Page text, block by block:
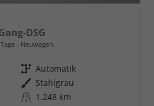
DSG
Neuwagen
Getriebe Automatik
Außenfarbe Stahlgrau
Kilometerstand 1.248 km